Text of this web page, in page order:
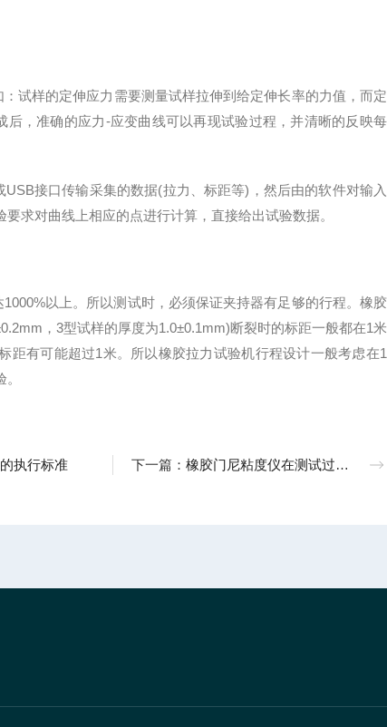
样的定伸应力需要测量试样拉伸到给定伸长率的力值，而定
，准确的应力-应变曲线可以再现试验过程，并清晰的反映每
接口传输采集的数据(拉力、标距等)，然后由的软件对输入
求对曲线上相应的点进行计算，直接给出试验数据。
以上。所以测试时，必须保证夹持器有足够的行程。橡胶
，3型试样的厚度为1.0±0.1mm)断裂时的标距一般都在1米
距有可能超过1米。所以橡胶拉力试验机行程设计一般考虑在1
执行标准 下一篇： 橡胶门尼粘度仪在测试过程中常见问题与解决方法